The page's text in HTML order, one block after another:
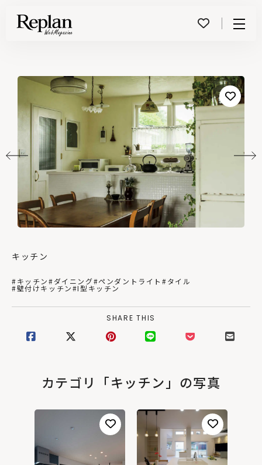
キッチン
#キッチン#ダイニング#ペンダントライト#タイル
#壁付けキッチン#I型キッチン
SHARE THIS
カテゴリ「キッチン」の写真